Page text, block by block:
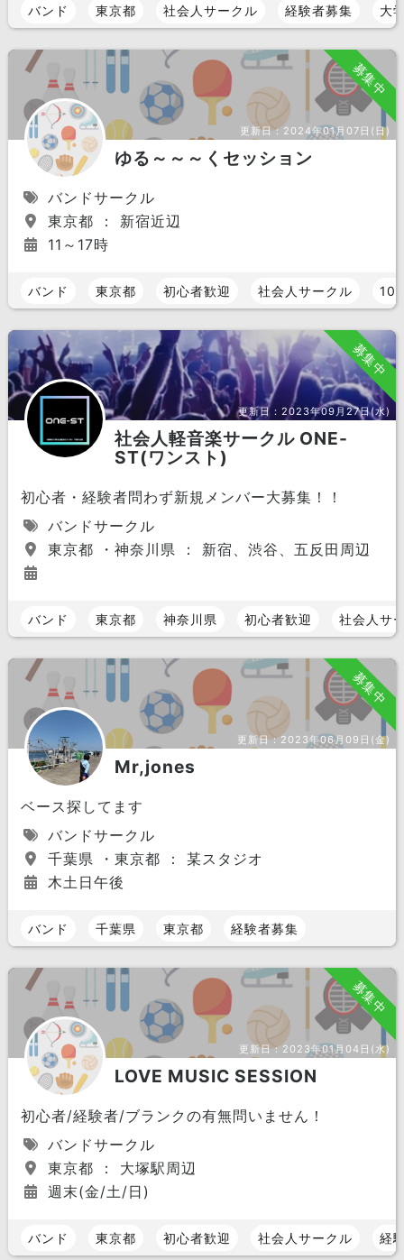
バンド 東京都 社会人サークル 経験者募集 大
募集中
更新日： 2024年01月07日(日)
ゆる～～～くセッション
バンドサークル
東京都 ： 新宿近辺
11～17時
バンド 東京都 初心者歓迎 社会人サークル 10
募集中
更新日：2023年09月27日(水)
社会人軽音楽サークル ONE-
ST(ワンスト)
初心者・経験者問わず新規メンバー大募集！！
バンドサークル
東京都 ・神奈川県 ： 新宿、渋谷、五反田周辺
バンド 東京都 神奈川県 初心者歓迎 社会人サ
募集中
更新日：2023年06月09日(金)
Mr,jones
ベース探してます
バンドサークル
千葉県 ・東京都 ： 某スタジオ
木土日午後
バンド 千葉県 東京都 経験者募集
募集中
更新日： 2023年01月04日(水)
LOVE MUSIC SESSION
初心者/経験者/ブランクの有無問いません！
バンドサークル
東京都 ： 大塚駅周辺
週末(金/土/日)
バンド 東京都 初心者歓迎 社会人サークル 経